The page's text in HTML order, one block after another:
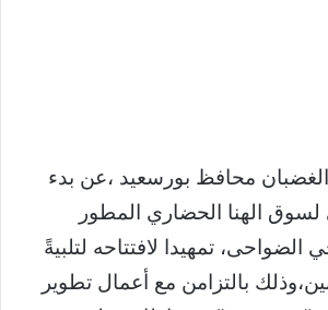
الغضبان محافظ بورسعيد ،عن بدء
لسوق الهنا الحضاري المطور
تمهيدا لافتتاحه لتلبيةً
بالتزامن مع أعمال تطوير